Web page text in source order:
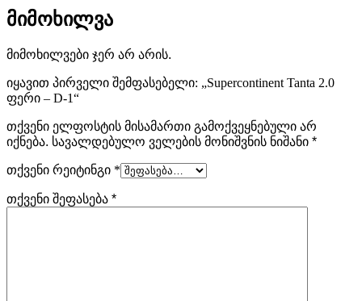
–
D-
მიმოხილვა
მიმოხილვები ჯერ არ არის.
იყავით პირველი შემფასებელი: „Supercontinent Tanta 2.0
ფერი – D-1“
თქვენი ელფოსტის მისამართი გამოქვეყნებული არ
იქნება. სავალდებულო ველების მონიშვნის ნიშანი *
თქვენი რეიტინგი *
თქვენი შეფასება *